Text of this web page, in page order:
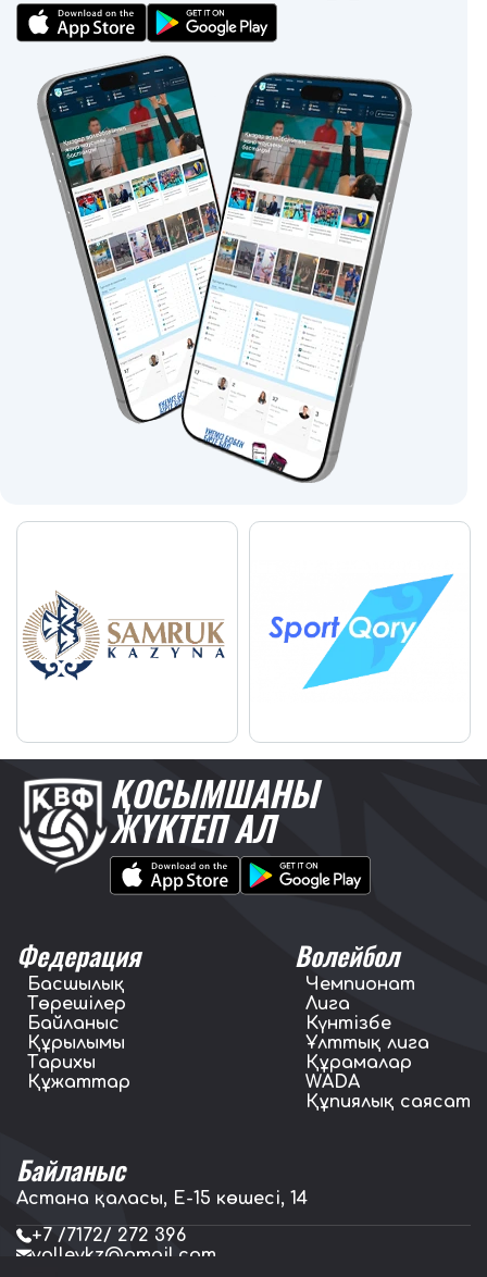
ҚОСЫМШАНЫ
ЖҮКТЕП АЛ
Федерация
Басшылық
Төрешілер
Байланыс
Құрылымы
Тарихы
Құжаттар
Волейбол
Чемпионат
Лига
Күнтізбе
Ұлттық лига
Құрамалар
WADA
Құпиялық саясат
Байланыс
Астана қаласы, E-15 көшесі, 14
+7 /7172/ 272 396
volleykz@gmail.com